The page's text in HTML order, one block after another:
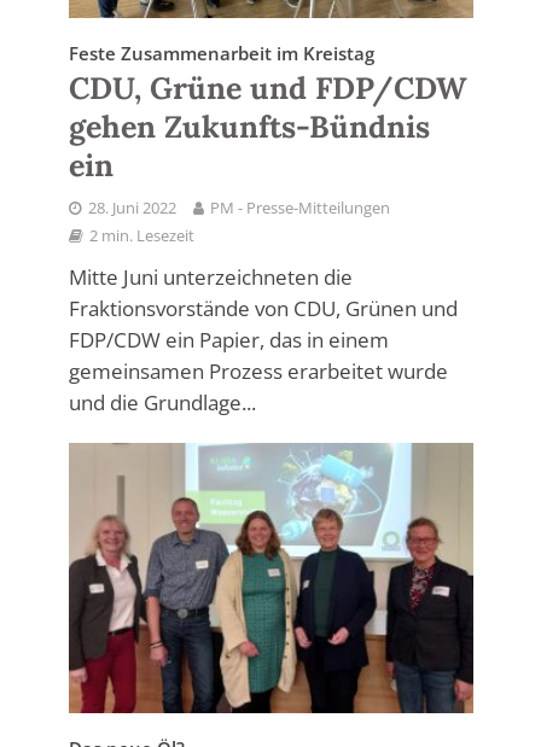
Feste Zusammenarbeit im Kreistag
CDU, Grüne und FDP/CDW
gehen Zukunfts-Bündnis
ein
28. Juni 2022
PM - Presse-Mitteilungen
2 min. Lesezeit
Mitte Juni unterzeichneten die
Fraktionsvorstände von CDU, Grünen und
FDP/CDW ein Papier, das in einem
gemeinsamen Prozess erarbeitet wurde
und die Grundlage...